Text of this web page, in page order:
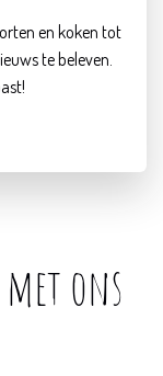
en koken tot
te beleven.
ons